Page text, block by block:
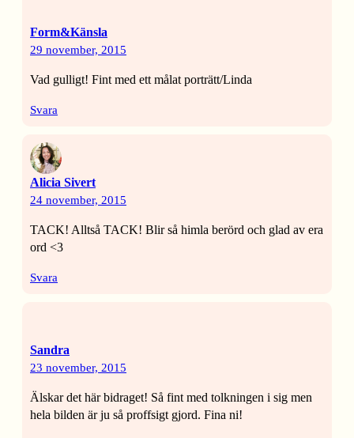
Form&Känsla
29 november, 2015
Vad gulligt! Fint med ett målat porträtt/Linda
Svara
Alicia Sivert
24 november, 2015
TACK! Alltså TACK! Blir så himla berörd och glad av era
ord <3
Svara
Sandra
23 november, 2015
Älskar det här bidraget! Så fint med tolkningen i sig men
hela bilden är ju så proffsigt gjord. Fina ni!